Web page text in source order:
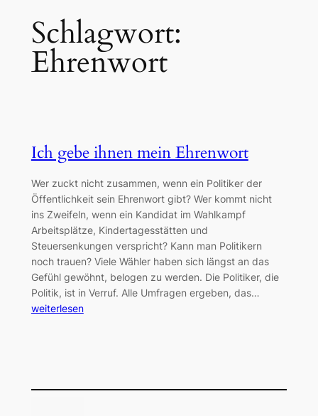
Schlagwort:
Ehrenwort
Ich gebe ihnen mein Ehrenwort
Wer zuckt nicht zusammen, wenn ein Politiker der
Öffentlichkeit sein Ehrenwort gibt? Wer kommt nicht
ins Zweifeln, wenn ein Kandidat im Wahlkampf
Arbeitsplätze, Kindertagesstätten und
Steuersenkungen verspricht? Kann man Politikern
noch trauen? Viele Wähler haben sich längst an das
Gefühl gewöhnt, belogen zu werden. Die Politiker, die
Politik, ist in Verruf. Alle Umfragen ergeben, das…
weiterlesen